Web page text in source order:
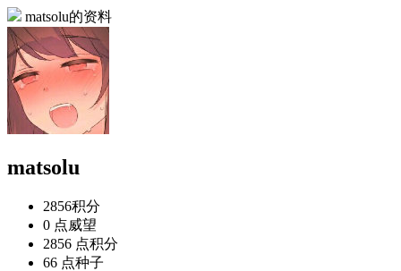
matsolu的资料
matsolu
2856积分
0 点威望
2856 点积分
66 点种子